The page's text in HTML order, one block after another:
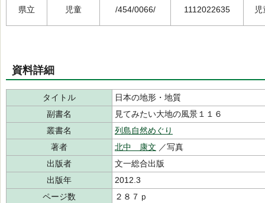
県立 児童 /454/0066/ 1112022635 児
資料詳細
タイトル
日本の地形・地質
副書名
見てみたい大地の風景１１６
叢書名
列島自然めぐり
著者
北中 康文 ／写真
出版者
文一総合出版
出版年
2012.3
ページ数
２８７ｐ